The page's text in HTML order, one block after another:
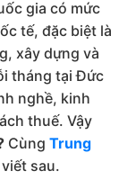
gia có mức
tế, đặc biệt là
xây dựng và
tháng tại Đức
nghề, kinh
thuế. Vậy
Cùng Trung
sau.